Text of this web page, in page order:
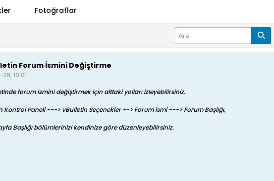
Fotoğraflar
Forum İsmini Değiştirme
19:01
forum ismini değiştirmek için alttaki yolları izleyebilirsiniz.
Kontrol Paneli ---> vBulletin Seçenekler --> Forum ismi ---> Forum Başlığı,
Başlığı bölümlerinizi kendinize göre düzenleyebilirsiniz.